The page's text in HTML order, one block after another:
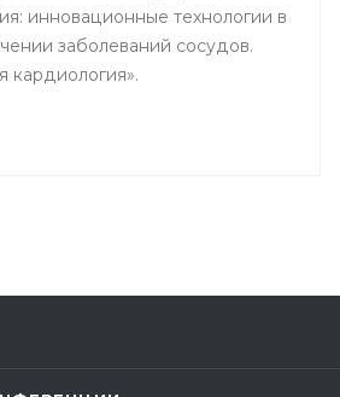
инновационные технологии в
заболеваний сосудов.
кардиология».